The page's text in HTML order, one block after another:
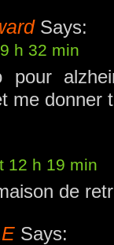
Says:
h 32 min
pour
me donner
12 h 19 min
de
Says: